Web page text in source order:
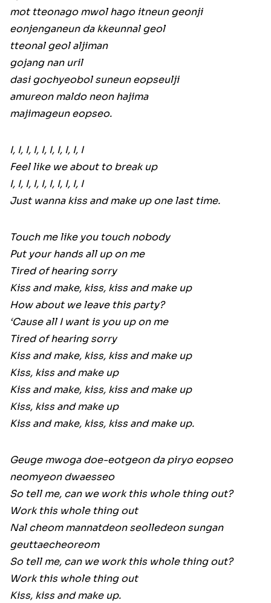
mot tteonago mwol hago itneun geonji
eonjenganeun da kkeunnal geol
tteonal geol aljiman
gojang nan uril
dasi gochyeobol suneun eopseulji
amureon maldo neon hajima
majimageun eopseo.
I, I, I, I, I, I, I, I, I, I
Feel like we about to break up
I, I, I, I, I, I, I, I, I, I
Just wanna kiss and make up one last time.
Touch me like you touch nobody
Put your hands all up on me
Tired of hearing sorry
Kiss and make, kiss, kiss and make up
How about we leave this party?
‘Cause all I want is you up on me
Tired of hearing sorry
Kiss and make, kiss, kiss and make up
Kiss, kiss and make up
Kiss and make, kiss, kiss and make up
Kiss, kiss and make up
Kiss and make, kiss, kiss and make up.
Geuge mwoga doe-eotgeon da piryo eopseo
neomyeon dwaesseo
So tell me, can we work this whole thing out?
Work this whole thing out
Nal cheom mannatdeon seolledeon sungan
geuttaecheoreom
So tell me, can we work this whole thing out?
Work this whole thing out
Kiss, kiss and make up.